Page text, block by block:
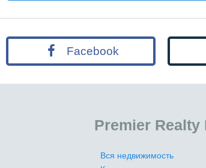
Facebook
Premier Realty
Вся недвижимость